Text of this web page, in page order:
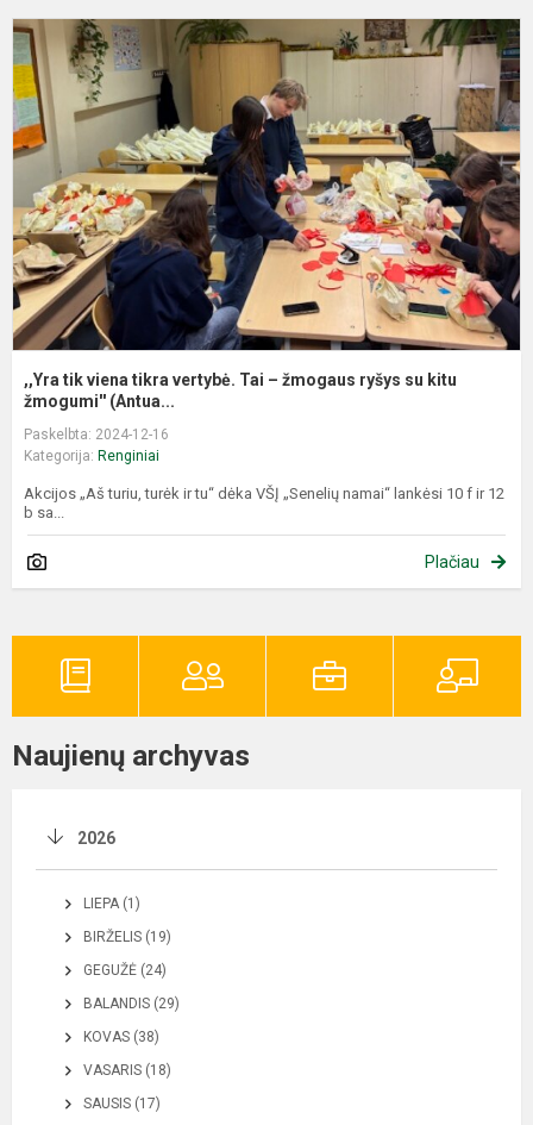
,,Yra tik viena tikra vertybė. Tai – žmogaus ryšys su kitu
žmogumi'' (Antua...
Paskelbta: 2024-12-16
Kategorija: Renginiai
Akcijos „Aš turiu, turėk ir tu“ dėka VŠĮ „Senelių namai“ lankėsi 10 f ir 12
b sa...
Plačiau
Naujienų archyvas
2026
LIEPA (1)
BIRŽELIS (19)
GEGUŽĖ (24)
BALANDIS (29)
KOVAS (38)
VASARIS (18)
SAUSIS (17)